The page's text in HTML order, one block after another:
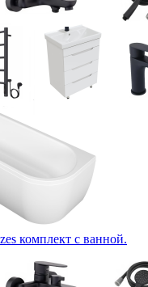
комплект с ванной.